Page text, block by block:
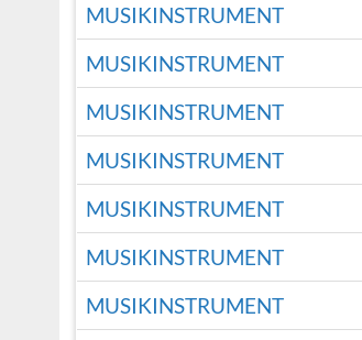
MUSIKINSTRUMENT
MUSIKINSTRUMENT
MUSIKINSTRUMENT
MUSIKINSTRUMENT
MUSIKINSTRUMENT
MUSIKINSTRUMENT
MUSIKINSTRUMENT